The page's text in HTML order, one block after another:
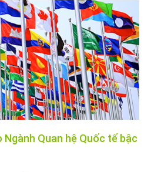
Quan hệ Quốc tế bậc